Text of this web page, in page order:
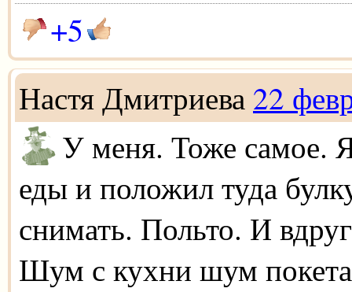
+5
Настя Дмитриева 22
У меня. Тоже самое.
еды и положил туда
снимать. Польто. И
Шум с кухни шум